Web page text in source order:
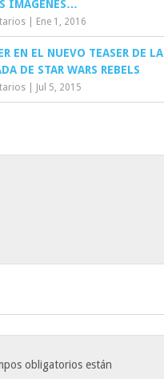
IMÁGENES…
Ene 1, 2016
EN EL NUEVO TEASER DE LA
DE STAR WARS REBELS
Jul 5, 2015
obligatorios están